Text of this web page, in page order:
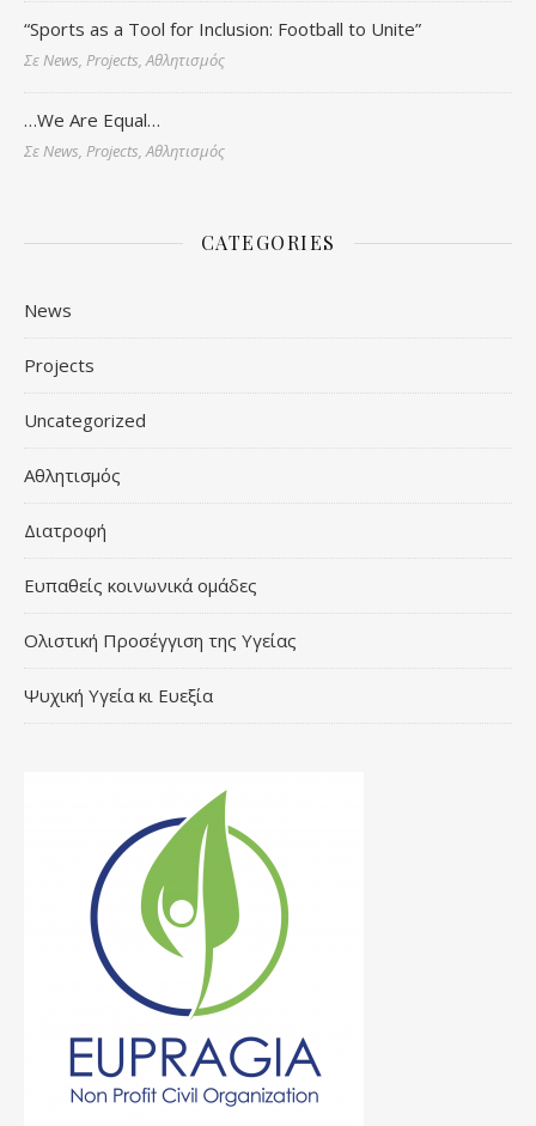
“Sports as a Tool for Inclusion: Football to Unite”
Σε News, Projects, Αθλητισμός
…We Are Equal…
Σε News, Projects, Αθλητισμός
CATEGORIES
News
Projects
Uncategorized
Αθλητισμός
Διατροφή
Ευπαθείς κοινωνικά ομάδες
Ολιστική Προσέγγιση της Υγείας
Ψυχική Υγεία κι Ευεξία